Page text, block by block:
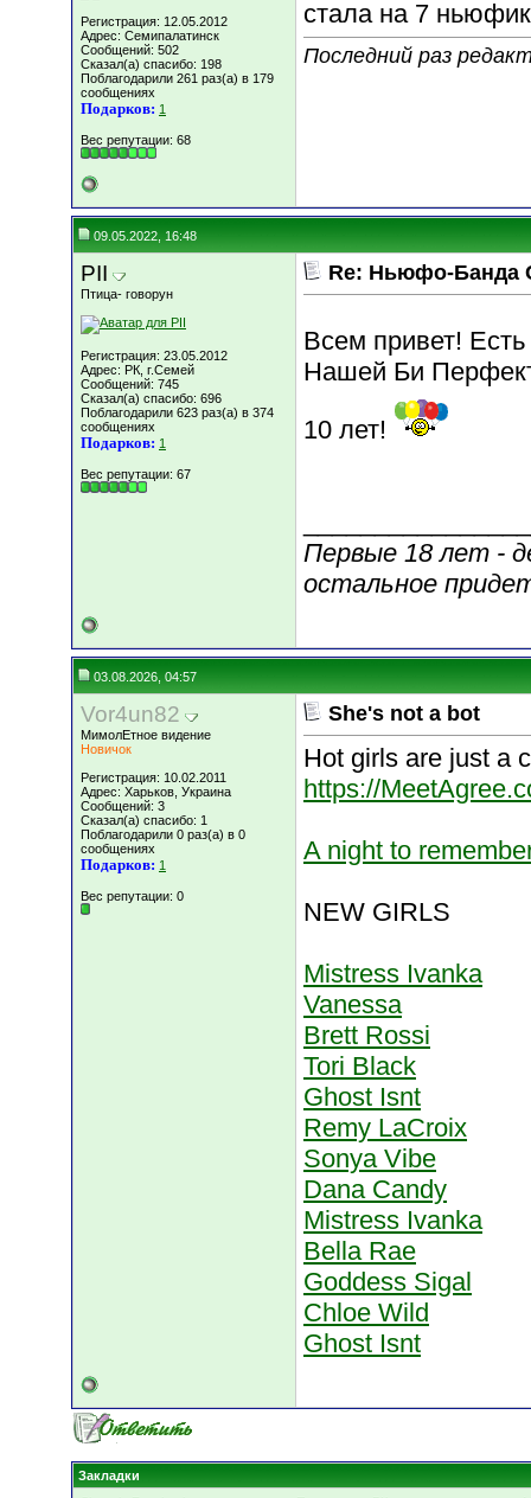
Регистрация: 12.05.2012
Адрес: Семипалатинск
Сообщений: 502
Сказал(а) спасибо: 198
Поблагодарили 261 раз(а) в 179
сообщениях
Подарков: 1
Вес репутации: 68
стала на 7
Последний раз
09.05.2022, 16:48
PII
Птица- говорун
Регистрация: 23.05.2012
Адрес: РК, г.Семей
Сообщений: 745
Сказал(а) спасибо: 696
Поблагодарили 623 раз(а) в 374
сообщениях
Подарков: 1
Вес репутации: 67
Re: Ньюфо-Банда
Всем привет!
Нашей Би
10 лет!
Первые 18 лет -
остальное
03.08.2026, 04:57
Vor4un82
МимолЕтное видение
Новичок
Регистрация: 10.02.2011
Адрес: Харьков, Украина
Сообщений: 3
Сказал(а) спасибо: 1
Поблагодарили 0 раз(а) в 0
сообщениях
Подарков: 1
Вес репутации: 0
She's not a bot
Hot girls are just a
https://
A night to
NEW GIRLS
Mistress Ivanka
Vanessa
Brett Rossi
Tori Black
Ghost Isnt
Remy LaCroix
Sonya Vibe
Dana Candy
Mistress Ivanka
Bella Rae
Goddess Sigal
Chloe Wild
Ghost Isnt
Закладки